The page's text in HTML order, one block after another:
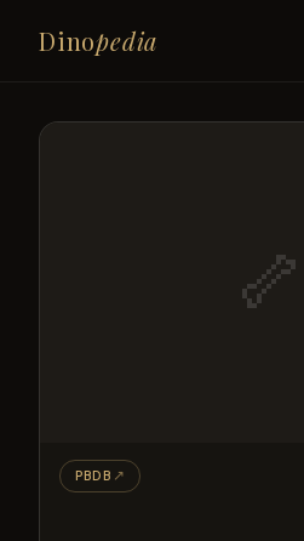
Dinopedia
🦴
PBDB ↗